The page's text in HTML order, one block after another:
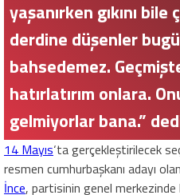
yaşanırken gıkını
derdine düşenler
bahsedemez.
hatırlatırım onlara.
gelmiyorlar bana.”
14 Mayıs‘ta gerçekleştirilecek
resmen cumhurbaşkanı adayı olan
İnce, partisinin genel merkezinde